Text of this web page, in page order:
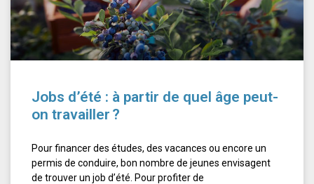
Jobs d’été : à partir de quel âge peut-
on travailler ?
Pour financer des études, des vacances ou encore un
permis de conduire, bon nombre de jeunes envisagent
de trouver un job d’été. Pour profiter de